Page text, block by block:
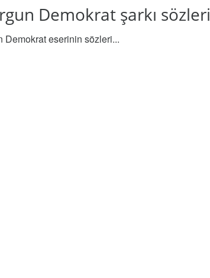
Demokrat şarkı sözleri
Demokrat eserinin sözleri...